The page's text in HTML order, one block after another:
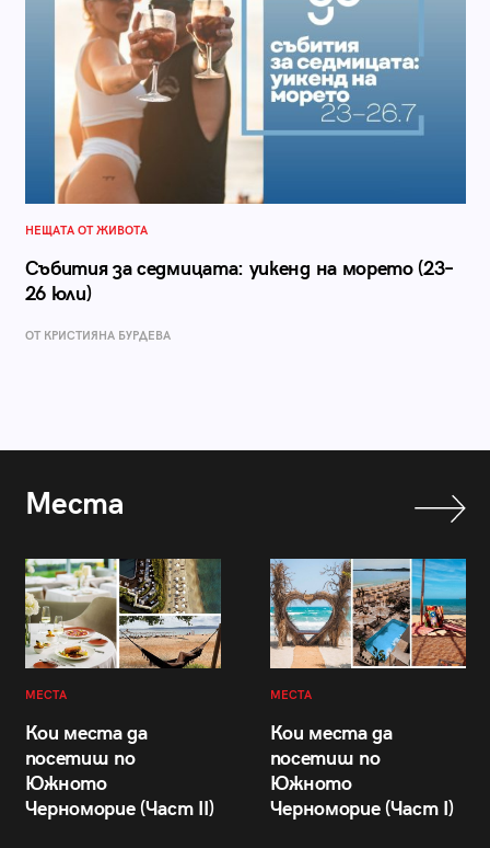
НЕЩАТА ОТ ЖИВОТА
Събития за седмицата: уикенд на морето (23–
26 юли)
ОТ КРИСТИЯНА БУРДЕВА
Места
МЕСТА
Кои места да
посетиш по
Южното
Черноморие (Част II)
МЕСТА
Кои места да
посетиш по
Южното
Черноморие (Част I)